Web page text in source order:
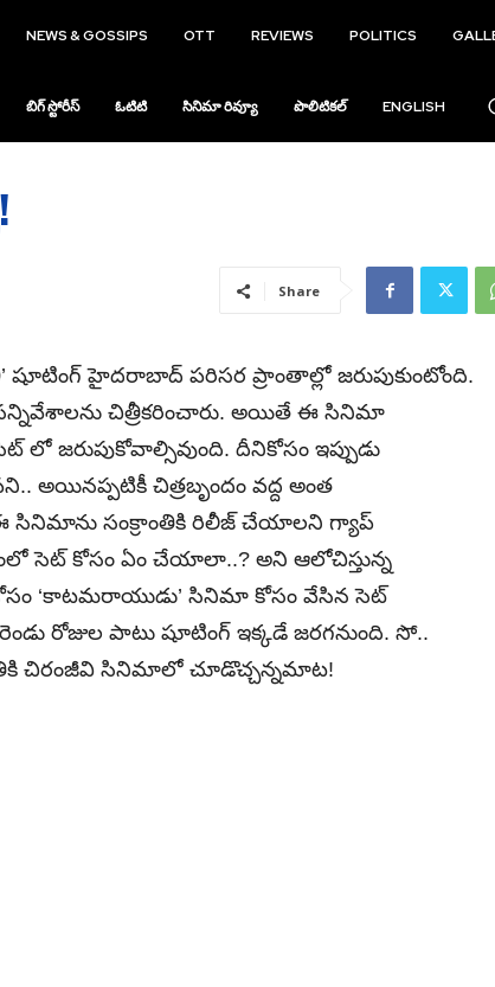
NEWS & GOSSIPS OTT REVIEWS POLITICS
బిగ్ స్టోరీస్ ఓటిటి సినిమా రివ్యూ పొలిటికల్ ENGLISH
Share
షూటింగ్ హైదరాబాద్ పరిసర ప్రాంతాల్లో జరుపుకుంటోంది.
చిత్రీకరించారు. అయితే ఈ సినిమా
లో జరుపుకోవాల్సివుంది. దీనికోసం ఇప్పుడు
అయినప్పటికీ చిత్రబృందం వద్ద అంత
సినిమాను సంక్రాంతికి రిలీజ్ చేయాలని గ్యాప్
సెట్ కోసం ఏం చేయాలా..? అని ఆలోచిస్తున్న
‘కాటమరాయుడు’ సినిమా కోసం వేసిన సెట్
రోజుల పాటు షూటింగ్ ఇక్కడే జరగనుంది. సో..
చిరంజీవి సినిమాలో చూడొచ్చన్నమాట!